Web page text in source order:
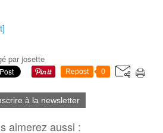
parjosette
Repost 0
à la newsletter
aimerez aussi :